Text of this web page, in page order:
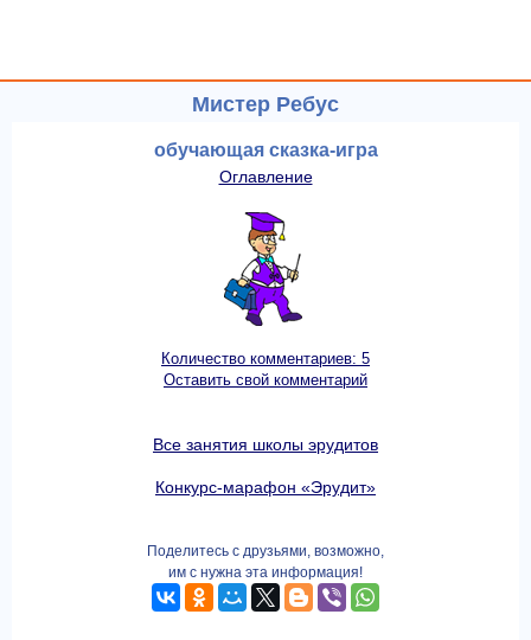
Мистер Ребус
обучающая сказка-игра
Оглавление
Количество комментариев: 5
Оставить свой комментарий
Все занятия школы эрудитов
Конкурс-марафон «Эрудит»
Поделитесь с друзьями, возможно,
им с нужна эта информация!